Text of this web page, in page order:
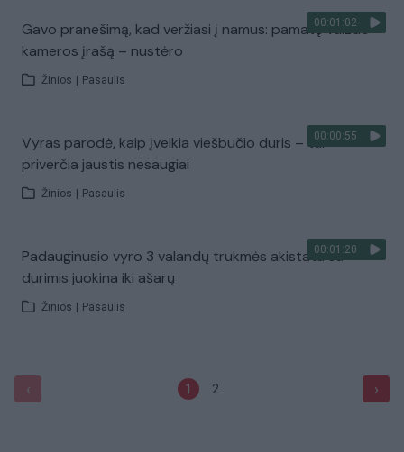
00:01:02
Gavo pranešimą, kad veržiasi į namus: pamatę vaizdo
kameros įrašą – nustėro
Žinios Pasaulis
00:00:55
Vyras parodė, kaip įveikia viešbučio duris – tai
priverčia jaustis nesaugiai
Žinios Pasaulis
00:01:20
Padauginusio vyro 3 valandų trukmės akistata su
durimis juokina iki ašarų
Žinios Pasaulis
‹ 1 2 ›